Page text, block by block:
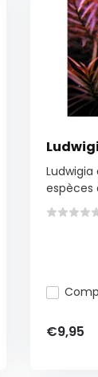
espèces
€9,95